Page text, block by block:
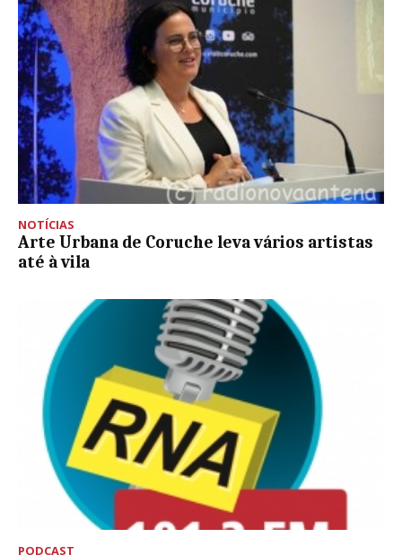
NOTÍCIAS
Arte Urbana de Coruche leva vários artistas
até à vila
PODCAST